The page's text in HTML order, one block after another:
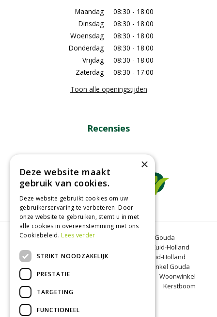
Maandag
08:30 - 18:00
Dinsdag
08:30 - 18:00
Woensdag
08:30 - 18:00
Donderdag
08:30 - 18:00
Vrijdag
08:30 - 18:00
Zaterdag
08:30 - 17:00
Toon alle openingstijden
Recensies
Tuincentrum Gouda
Tuinmeubelen Gouda
Graszoden Zuid-Holland
Kinderboerderij Gouda
Tuincentrum Zuid-Holland
Oranjeband zaden
Dierenwinkel Gouda
BBQ Gouda
Tuinmeubelen Zuid-Holland
Woonwinkel
Zuid-Holland
Kerstboom
Bergambacht
×
Deze website maakt
gebruik van cookies.
Deze website gebruikt cookies om uw
gebruikerservaring te verbeteren. Door
onze website te gebruiken, stemt u in met
alle cookies in overeenstemming met ons
Cookiebeleid.Lees verder
STRIKT NOODZAKELIJK
PRESTATIE
TARGETING
FUNCTIONEEL